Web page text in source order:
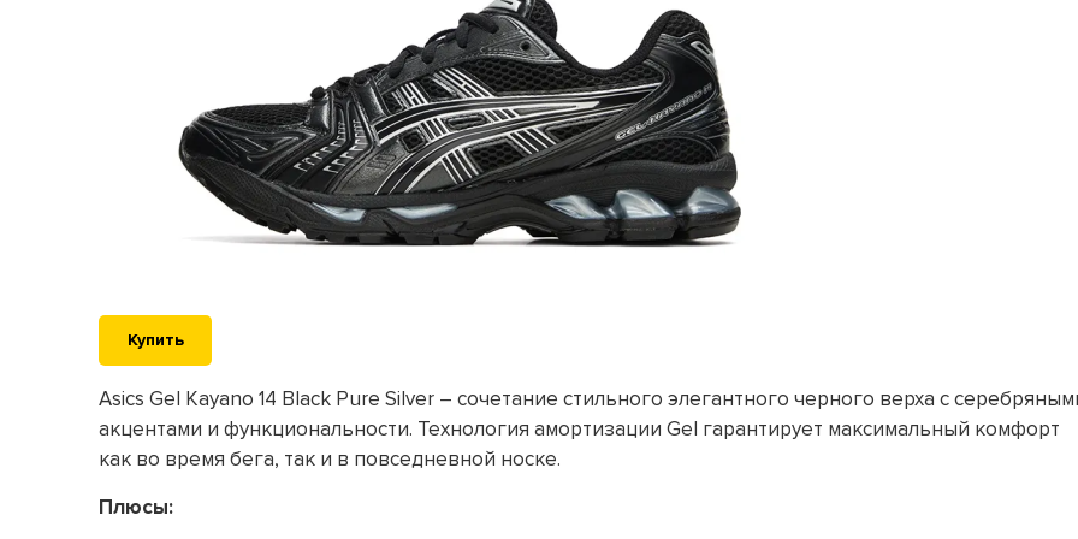
Купить
Asics Gel Kayano 14 Black Pure Silver – сочетание стильного элегантного черного верха с
акцентами и функциональности. Технология амортизации Gel гарантирует максимальный комфорт
как во время бега, так и в повседневной носке.
Плюсы: